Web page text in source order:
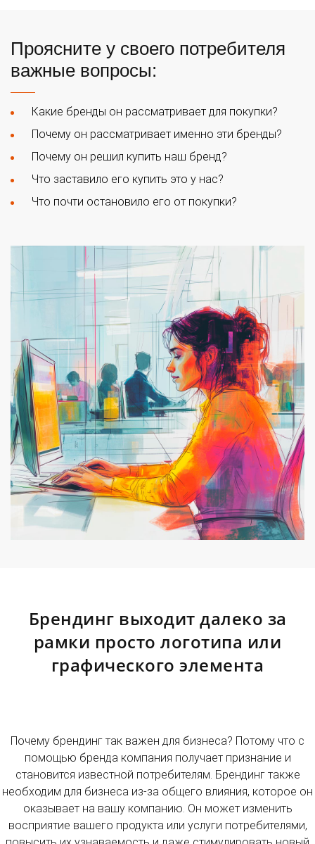
Проясните у своего потребителя
важные вопросы:
Какие бренды он рассматривает для покупки?
Почему он рассматривает именно эти бренды?
Почему он решил купить наш бренд?
Что заставило его купить это у нас?
Что почти остановило его от покупки?
Брендинг выходит далеко за
рамки просто логотипа или
графического элемента
Почему брендинг так важен для бизнеса? Потому что с
помощью бренда компания получает признание и
становится известной потребителям. Брендинг также
необходим для бизнеса из-за общего влияния, которое он
оказывает на вашу компанию. Он может изменить
восприятие вашего продукта или услуги потребителями,